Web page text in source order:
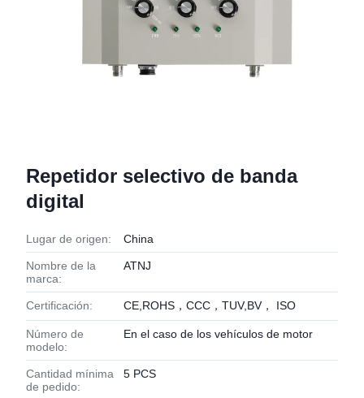
Repetidor selectivo de banda
digital
Lugar de origen: China
Nombre de la
marca:
ATNJ
Certificación: CE,ROHS，CCC，TUV,BV， ISO
Número de
modelo:
En el caso de los vehículos de motor
Cantidad mínima
de pedido:
5 PCS